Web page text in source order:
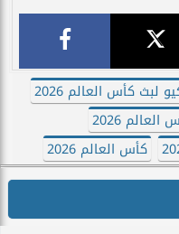
كأس العالم 2026
2026
كأس العالم 2026